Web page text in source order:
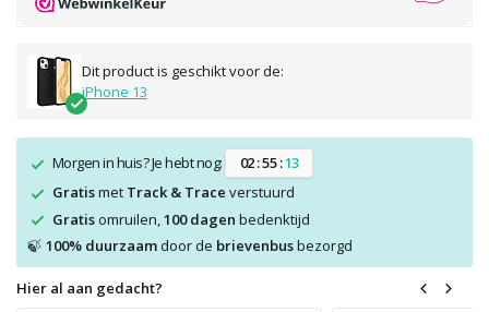
Dit product is geschikt voor de:
iPhone 13
Morgen in huis? Je hebt nog: 02:55:13
Gratismet Track & Trace verstuurd
Gratisomruilen, 100 dagen bedenktijd
🍃 100% duurzaamdoor de brievenbusbezorgd
Hier al aan gedacht?